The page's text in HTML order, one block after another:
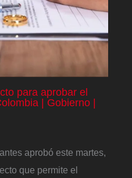
para aprobar el
| Gobierno |
aprobó este martes,
que permite el